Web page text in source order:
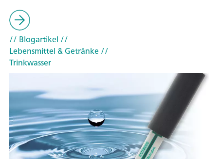
// Blogartikel //
Lebensmittel & Getränke//
Trinkwasser